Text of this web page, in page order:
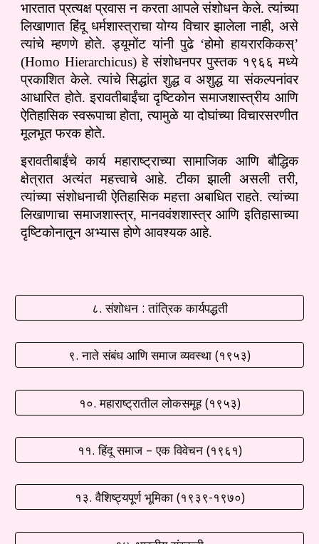
भारतात प्रत्यक्ष प्रवास न करता आपले संशोधन केले. त्यांच्या
लिखाणात हिंदू धर्मशास्त्राचा योग्य विचार झालेला नाही, असे
त्यांचे म्हणणे होते. ड्यूमोंट यांनी पुढे ‘होमो हायरारकिकस्’
(Homo Hierarchicus) हे संशोधनपर पुस्तक १९६६ मध्ये
प्रकाशित केले. त्यांचे सिद्धांत शुद्ध व अशुद्ध या संकल्पनांवर
आधारित होते. इरावतीबाईंचा दृष्टिकोन समाजशास्त्रीय आणि
ऐतिहासिक स्वरूपाचा होता, त्यामुळे या दोघांच्या विचारसरणीत
मूलभूत फरक होते.
इरावतीबाईंचे कार्य महाराष्ट्राच्या सामाजिक आणि बौद्धिक
क्षेत्रात अत्यंत महत्त्वाचे आहे. टीका झाली असली तरी,
त्यांच्या संशोधनाची ऐतिहासिक महत्ता अबाधित राहते. त्यांच्या
लिखाणाचा समाजशास्त्र, मानववंशशास्त्र आणि इतिहासाच्या
दृष्टिकोनातून अभ्यास होणे आवश्यक आहे.
८. संशोधन : तांत्रिक कार्यपद्धती
९. नाते संबंध आणि समाज व्यवस्था (१९५३)
१०. महाराष्ट्रातील लोकसमूह (१९५३)
११. हिंदू समाज – एक विवेचन (१९६१)
१३. वैशिष्ट्यपूर्ण भूमिका (१९३९-१९७०)